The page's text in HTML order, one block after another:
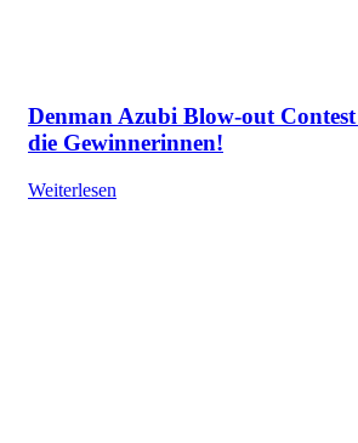
Denman Azubi Blow-out
die Gewinnerinnen!
Weiterlesen